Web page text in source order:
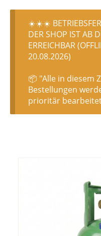
☀️☀️☀️
DER SHOP IST AB
ERREICHBAR
20.08.2026)
📦 "Alle in diesem
Bestellungen
prioritär